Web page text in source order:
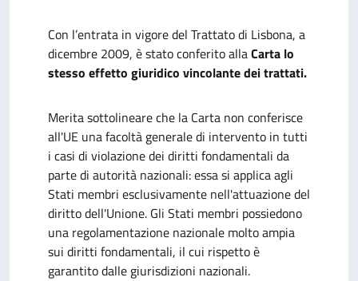
Con l’entrata in vigore del Trattato di Lisbona, a
dicembre 2009, è stato conferito allaCarta lo
stesso effetto giuridico vincolante dei trattati.
Merita sottolineare che la Carta non conferisce
all'UE una facoltà generale di intervento in tutti
i casi di violazione dei diritti fondamentali da
parte di autorità nazionali: essa si applica agli
Stati membri esclusivamente nell'attuazione del
diritto dell'Unione. Gli Stati membri possiedono
una regolamentazione nazionale molto ampia
sui diritti fondamentali, il cui rispetto è
garantito dalle giurisdizioni nazionali.